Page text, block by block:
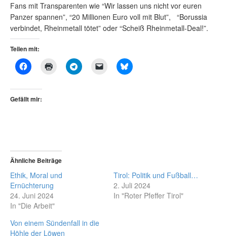
Fans mit Transparenten wie “Wir lassen uns nicht vor euren
Panzer spannen”, “20 Millionen Euro voll mit Blut”, “Borussia
verbindet, Rheinmetall tötet” oder “Scheiß Rheinmetall-Deal!”.
Teilen mit:
Gefällt mir:
Ähnliche Beiträge
Ethik, Moral und
Ernüchterung
24. Juni 2024
In "Die Arbeit"
Tirol: Politik und Fußball…
2. Juli 2024
In "Roter Pfeffer Tirol"
Von einem Sündenfall in die
Höhle der Löwen